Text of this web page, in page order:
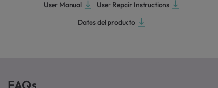
User Manual
User Repair Instructions
Datos del producto
FAQs